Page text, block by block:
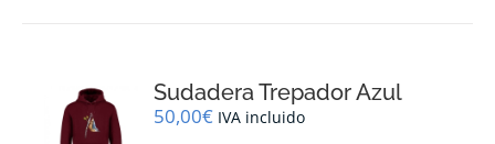
se
pueden
Sudadera Trepador Azul
50,00€ IVA incluido